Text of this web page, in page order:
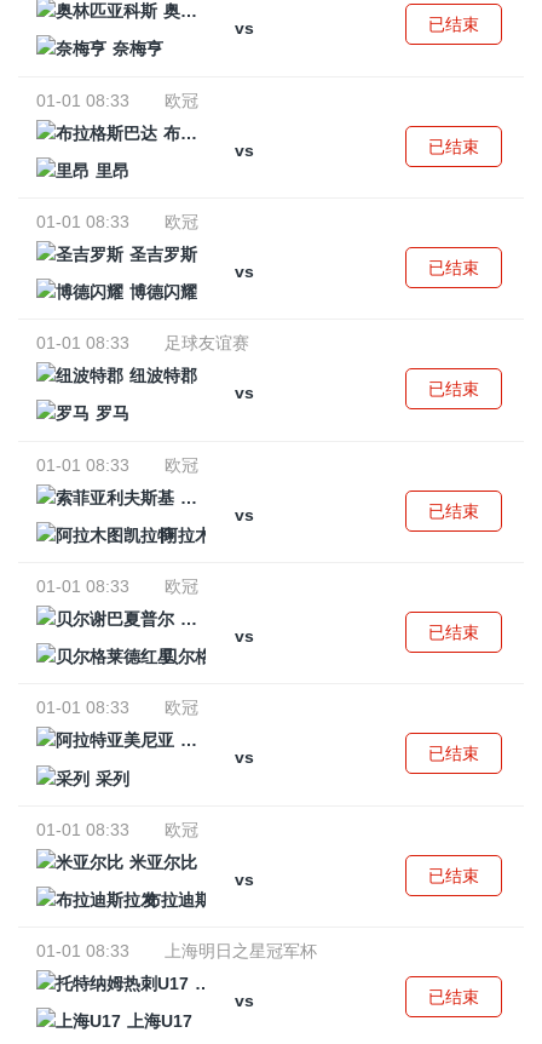
奥林匹亚科斯
vs
奈梅亨
已结束
01-01 08:33
欧冠
布拉格斯巴达
vs
里昂
已结束
01-01 08:33
欧冠
圣吉罗斯
vs
博德闪耀
已结束
01-01 08:33
足球友谊赛
纽波特郡
vs
罗马
已结束
01-01 08:33
欧冠
索菲亚利夫斯基
vs
阿拉木图凯拉特
已结束
01-01 08:33
欧冠
贝尔谢巴夏普尔
vs
贝尔格莱德红星
已结束
01-01 08:33
欧冠
阿拉特亚美尼亚
vs
采列
已结束
01-01 08:33
欧冠
米亚尔比
vs
布拉迪斯拉发
已结束
01-01 08:33
上海明日之星冠军杯
托特纳姆热刺U17
vs
上海U17
已结束